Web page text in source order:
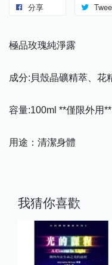
分享
極品玫瑰純淨露
成分:貝殼晶礦精萃、花
容量:100ml **僅限外用**
用途：清潔身體
我猜你喜歡